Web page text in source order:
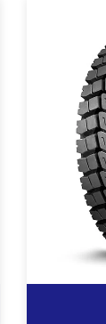
四块设
新侧板
和结构